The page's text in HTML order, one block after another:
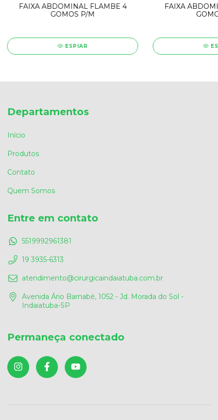
FAIXA ABDOMINAL FLAMBE 4
GOMOS P/M
ESPIAR
FAIXA
Departamentos
Início
Produtos
Contato
Quem Somos
Entre em contato
5519992961381
19 3935-6313
atendimento@cirurgicaindaiatuba.com.br
Avenida Ário Barnabé, 1052 - Jd. Morada do Sol -
Indaiatuba-SP
Permaneça conectado